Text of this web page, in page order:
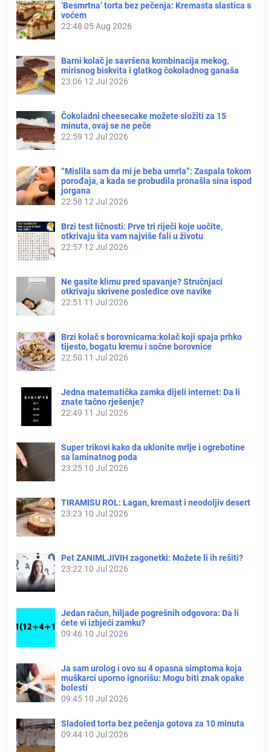
‘Besmrtna’ torta bez pečenja: Kremasta slastica s
voćem
22:48 05 Aug 2026
Barni kolač je savršena kombinacija mekog,
mirisnog biskvita i glatkog čokoladnog ganaša
23:06 12 Jul 2026
Čokoladni cheesecake možete složiti za 15
minuta, ovaj se ne peče
22:59 12 Jul 2026
“Mislila sam da mi je beba umrla”: Zaspala tokom
porođaja, a kada se probudila pronašla sina ispod
jorgana
22:58 12 Jul 2026
Brzi test ličnosti: Prve tri riječi koje uočite,
otkrivaju šta vam najviše fali u životu
22:57 12 Jul 2026
Ne gasite klimu pred spavanje? Stručnjaci
otkrivaju skrivene posledice ove navike
22:51 11 Jul 2026
Brzi kolač s borovnicama:kolač koji spaja prhko
tijesto, bogatu kremu i sočne borovnice
22:50 11 Jul 2026
Jedna matematička zamka dijeli internet: Da li
znate tačno rješenje?
22:49 11 Jul 2026
Super trikovi kako da uklonite mrlje i ogrebotine
sa laminatnog poda
23:25 10 Jul 2026
TIRAMISU ROL: Lagan, kremast i neodoljiv desert
23:23 10 Jul 2026
Pet ZANIMLJIVIH zagonetki: Možete li ih rešiti?
23:22 10 Jul 2026
Jedan račun, hiljade pogrešnih odgovora: Da li
ćete vi izbjeći zamku?
09:46 10 Jul 2026
Ja sam urolog i ovo su 4 opasna simptoma koja
muškarci uporno ignorišu: Mogu biti znak opake
bolesti
09:45 10 Jul 2026
Sladoled torta bez pečenja gotova za 10 minuta
09:44 10 Jul 2026